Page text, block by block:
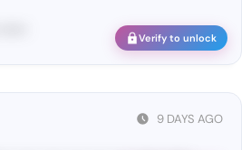
Verify to unlock
9 DAYS AGO